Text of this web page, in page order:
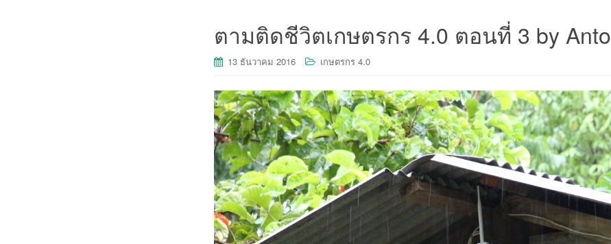
ตามติดชีวิตเกษตรกร 4.0 ตอนที่ 3 by Anto
13 ธันวาคม 2016 เกษตรกร 4.0